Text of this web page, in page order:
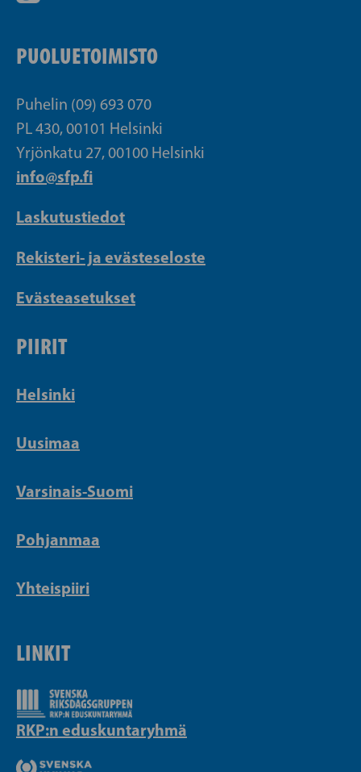
PUOLUETOIMISTO
Puhelin (09) 693 070
PL 430, 00101 Helsinki
Yrjönkatu 27, 00100 Helsinki
info@sfp.fi
Laskutustiedot
Rekisteri- ja evästeseloste
Evästeasetukset
PIIRIT
Helsinki
Uusimaa
Varsinais-Suomi
Pohjanmaa
Yhteispiiri
LINKIT
RKP:n eduskuntaryhmä